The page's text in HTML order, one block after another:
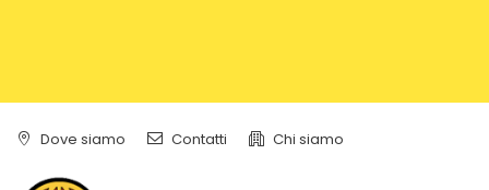
Dove siamo Contatti Chi siamo